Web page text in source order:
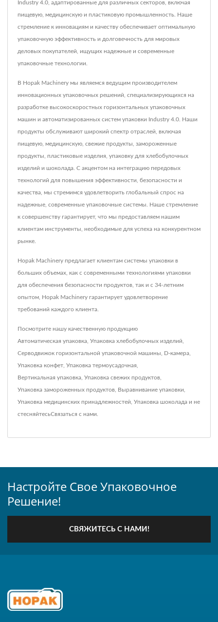
Industry 4.0, адаптированные для различных секторов, включая
пищевую, медицинскую и пластиковую промышленность. Наше
стремление к инновациям и качеству обеспечивает оптимальную
упаковочную эффективность и долговечность для мировых
деловых покупателей, ищущих надежные и современные
упаковочные технологии.
В Hopak Machinery мы являемся ведущим производителем
инновационных упаковочных решений, специализирующихся на
разработке высокоскоростных горизонтальных упаковочных
машин и автоматизированных систем упаковки Industry 4.0. Наши
продукты обслуживают широкий спектр отраслей, включая
пищевую, медицинскую, свежие продукты, замороженные
продукты, пластиковые изделия, упаковку для хлебобулочных
изделий и шоколада. С акцентом на интеграцию передовых
технологий для повышения эффективности, безопасности и
качества, мы стремимся удовлетворить глобальный спрос на
надежные, современные упаковочные системы. Наше стремление
к совершенству гарантирует, что мы предоставляем нашим
клиентам инструменты, необходимые для успеха на конкурентном
рынке.
Hopak Machinery предлагает клиентам системы упаковки в
больших объемах, как с современными технологиями упаковки
для обеспечения безопасности продуктов, так и с 34-летним
опытом, Hopak Machinery гарантирует удовлетворение
требований каждого клиента.
Посмотрите нашу качественную продукцию
Автоматическая упаковка Упаковка хлебобулочных изделий
Серводвижок горизонтальной упаковочной машины D-камера
Упаковка конфет Упаковка термоусадочная
Вертикальная упаковка Упаковка свежих продуктов
Упаковка замороженных продуктов Выравнивание упаковки
Упаковка медицинских принадлежностей Упаковка шоколада и не
стесняйтесьСвязаться с нами
Настройте Свое Упаковочное
Решение!
СВЯЖИТЕСЬ С НАМИ!